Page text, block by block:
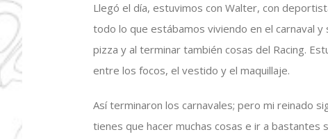
Llegó el día, estuvimos con Walter, con
todo lo que estábamos viviendo en el carnaval
pizza y al terminar también cosas del Racing.
entre los focos, el vestido y el maquillaje.
Así terminaron los carnavales; pero mi reinado
tienes que hacer muchas cosas e ir a bastantes